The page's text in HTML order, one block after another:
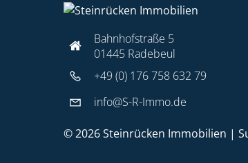
Bahnhofstraße 5
01445 Radebeul
+49 (0) 176 758 632 79
info@S-R-Immo.de
© 2026 Steinrücken Immobilien |